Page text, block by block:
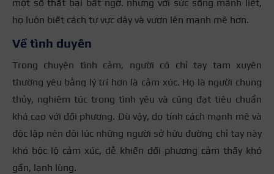
một số thất bại bất ngờ. nhưng với sức sống mãnh liệt,
họ luôn biết cách tự vực dậy và vươn lên mạnh mẽ hơn.
Về tình duyên
Trong chuyện tình cảm, người có chỉ tay tam xuyên
thường yêu bằng lý trí hơn là cảm xúc. Họ là người chung
thủy, nghiêm túc trong tình yêu và cũng đạt tiêu chuẩn
khá cao với đối phương. Dù vậy, do tính cách mạnh mẽ và
độc lập nên đôi lúc những người sở hữu đường chỉ tay này
khó bộc lộ cảm xúc, dễ khiến đối phương cảm thấy khó
gần, lạnh lùng.